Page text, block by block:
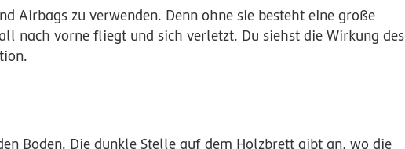
Airbags zu verwenden. Denn ohne sie besteht eine große
nach vorne fliegt und sich verletzt. Du siehst die Wirkung des
Boden. Die dunkle Stelle auf dem Holzbrett gibt an, wo die